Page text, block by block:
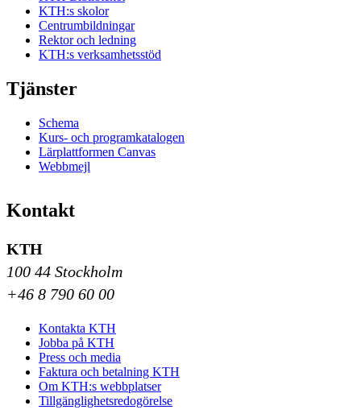
KTH:s skolor
Centrumbildningar
Rektor och ledning
KTH:s verksamhetsstöd
Tjänster
Schema
Kurs- och programkatalogen
Lärplattformen Canvas
Webbmejl
Kontakt
KTH
100 44 Stockholm
+46 8 790 60 00
Kontakta KTH
Jobba på KTH
Press och media
Faktura och betalning KTH
Om KTH:s webbplatser
Tillgänglighetsredogörelse